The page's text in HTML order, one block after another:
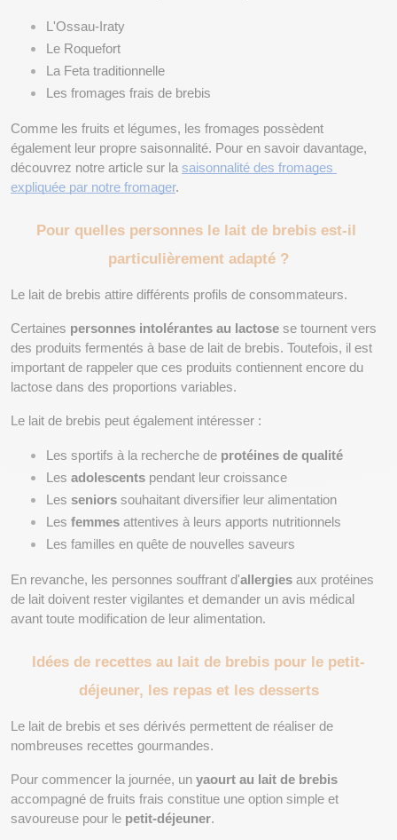
L'Ossau-Iraty
Le Roquefort
La Feta traditionnelle
Les fromages frais de brebis
Comme les fruits et légumes, les fromages possèdent
également leur propre saisonnalité. Pour en savoir davantage,
découvrez notre article sur la saisonnalité des fromages
expliquée par notre fromager.
Pour quelles personnes le lait de brebis est-il
particulièrement adapté ?
Le lait de brebis attire différents profils de consommateurs.
Certaines personnes intolérantes au lactose se tournent vers
des produits fermentés à base de lait de brebis. Toutefois, il est
important de rappeler que ces produits contiennent encore du
lactose dans des proportions variables.
Le lait de brebis peut également intéresser :
Les sportifs à la recherche de protéines de qualité
Les adolescents pendant leur croissance
Les seniors souhaitant diversifier leur alimentation
Les femmes attentives à leurs apports nutritionnels
Les familles en quête de nouvelles saveurs
En revanche, les personnes souffrant d'allergies aux protéines
de lait doivent rester vigilantes et demander un avis médical
avant toute modification de leur alimentation.
Idées de recettes au lait de brebis pour le petit-
déjeuner, les repas et les desserts
Le lait de brebis et ses dérivés permettent de réaliser de
nombreuses recettes gourmandes.
Pour commencer la journée, un yaourt au lait de brebis
accompagné de fruits frais constitue une option simple et
savoureuse pour le petit-déjeuner.